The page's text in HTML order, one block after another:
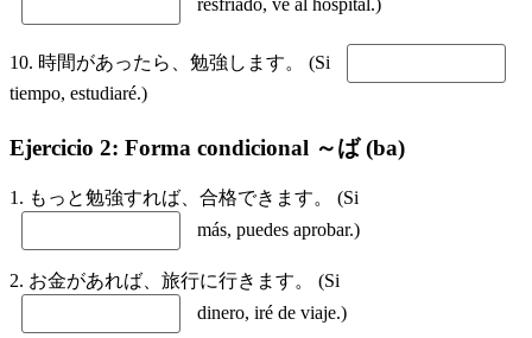
resfriado, ve al hospital.)
10. 時間があったら、勉強します。 (Si
tiempo, estudiaré.)
Ejercicio 2: Forma condicional ～ば (ba)
1. もっと勉強すれば、合格できます。 (Si
más, puedes aprobar.)
2. お金があれば、旅行に行きます。 (Si
dinero, iré de viaje.)